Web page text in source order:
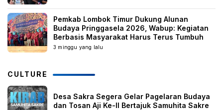
Pemkab Lombok Timur Dukung Alunan
Budaya Pringgasela 2026, Wabup: Kegiatan
Berbasis Masyarakat Harus Terus Tumbuh
3 minggu yang lalu
CULTURE
Desa Sakra Segera Gelar Pagelaran Budaya
dan Tosan Aji Ke-II Bertajuk Samuhita Sakre